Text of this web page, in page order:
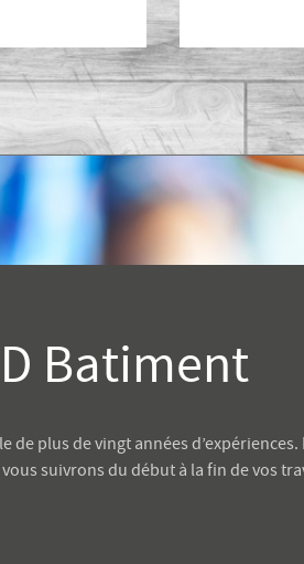
Batiment
de plus de vingt années d’expériences.
suivrons du début à la fin de vos